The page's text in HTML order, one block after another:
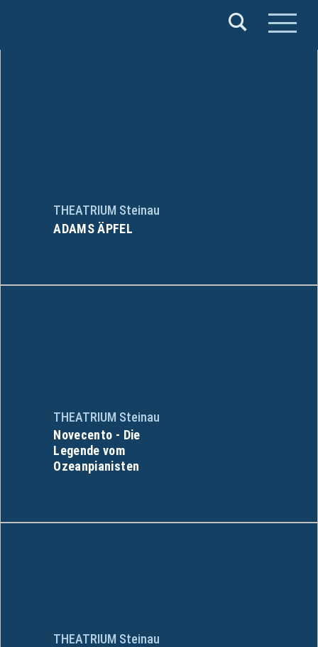
THEATRIUM Steinau
ADAMS ÄPFEL
THEATRIUM Steinau
Novecento - Die
Legende vom
Ozeanpianisten
THEATRIUM Steinau